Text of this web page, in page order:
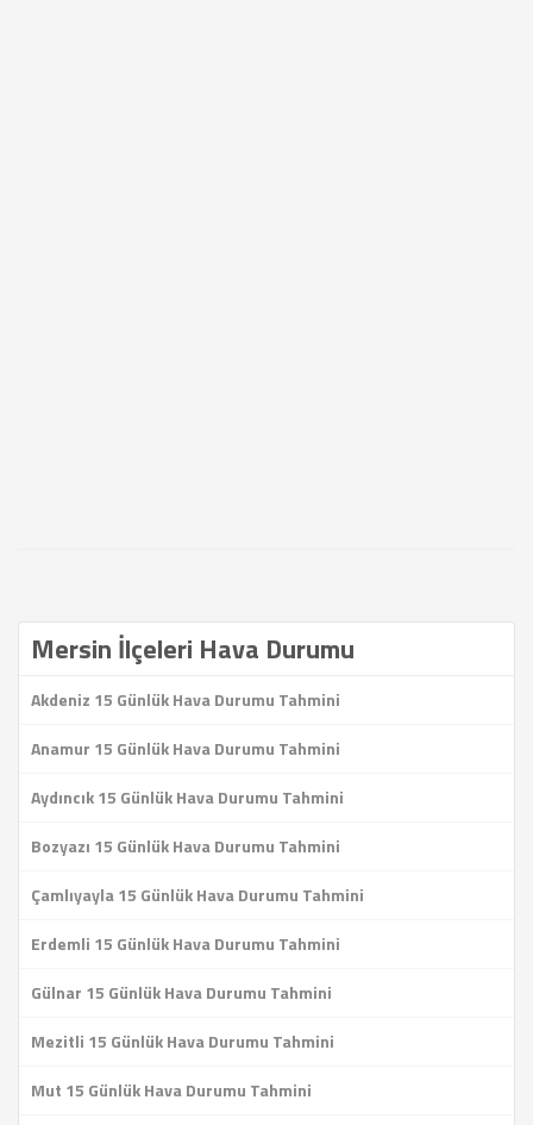
Mersin İlçeleri Hava Durumu
Akdeniz 15 Günlük Hava Durumu Tahmini
Anamur 15 Günlük Hava Durumu Tahmini
Aydıncık 15 Günlük Hava Durumu Tahmini
Bozyazı 15 Günlük Hava Durumu Tahmini
Çamlıyayla 15 Günlük Hava Durumu Tahmini
Erdemli 15 Günlük Hava Durumu Tahmini
Gülnar 15 Günlük Hava Durumu Tahmini
Mezitli 15 Günlük Hava Durumu Tahmini
Mut 15 Günlük Hava Durumu Tahmini